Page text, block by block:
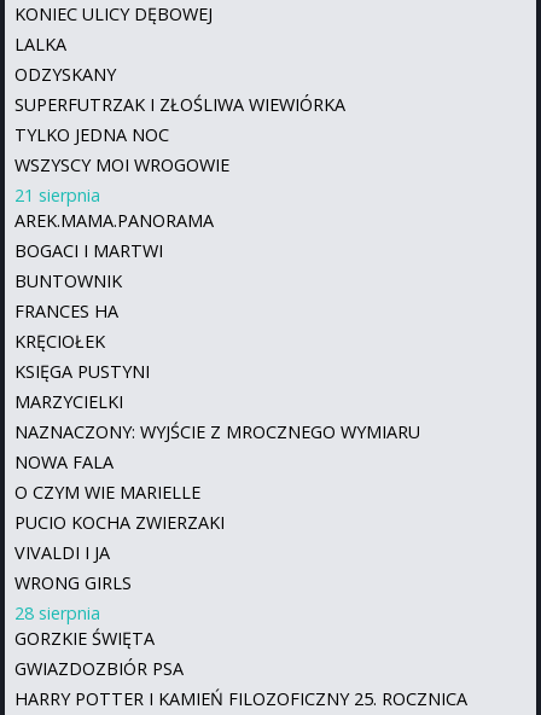
KONIEC ULICY DĘBOWEJ
LALKA
ODZYSKANY
SUPERFUTRZAK I ZŁOŚLIWA WIEWIÓRKA
TYLKO JEDNA NOC
WSZYSCY MOI WROGOWIE
21 sierpnia
AREK.MAMA.PANORAMA
BOGACI I MARTWI
BUNTOWNIK
FRANCES HA
KRĘCIOŁEK
KSIĘGA PUSTYNI
MARZYCIELKI
NAZNACZONY: WYJŚCIE Z MROCZNEGO WYMIARU
NOWA FALA
O CZYM WIE MARIELLE
PUCIO KOCHA ZWIERZAKI
VIVALDI I JA
WRONG GIRLS
28 sierpnia
GORZKIE ŚWIĘTA
GWIAZDOZBIÓR PSA
HARRY POTTER I KAMIEŃ FILOZOFICZNY 25. ROCZNICA